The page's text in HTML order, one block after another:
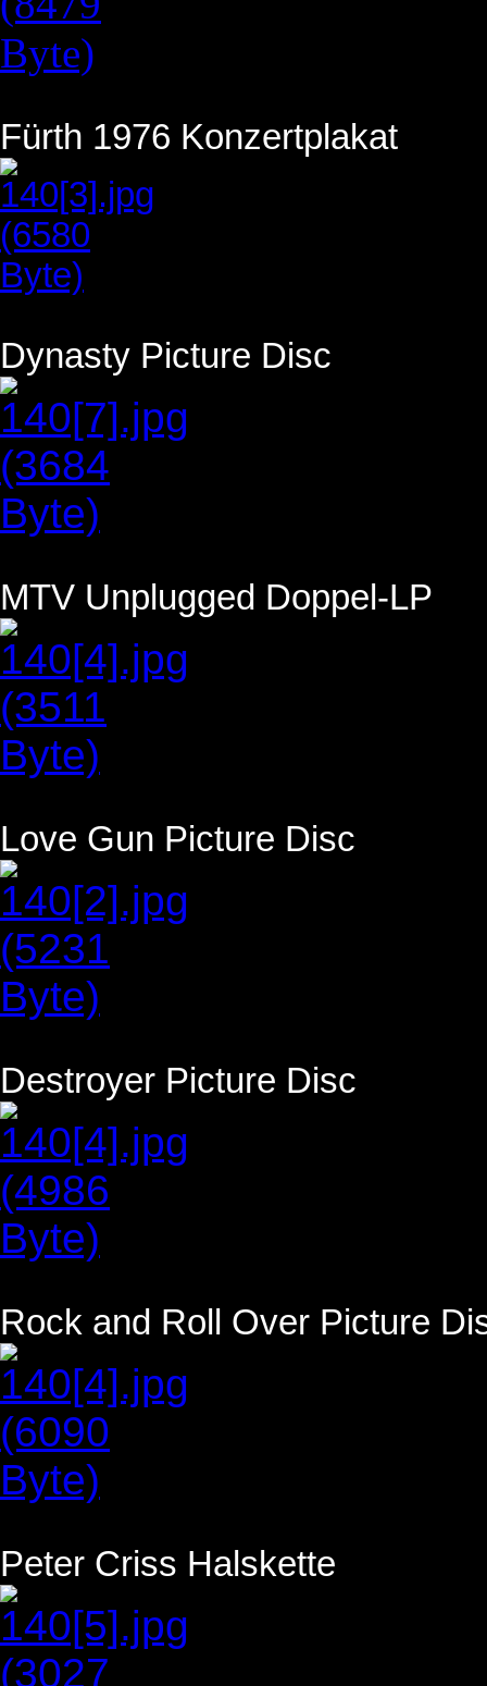
Fürth 1976 Konzertplakat
Dynasty Picture Disc
MTV Unplugged Doppel-LP
Love Gun Picture Disc
Destroyer Picture Disc
Rock and Roll Over Picture
Peter Criss Halskette